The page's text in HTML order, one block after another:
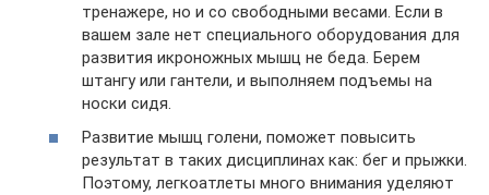
тренажере, но и со свободными весами. Если в
вашем зале нет специального оборудования для
развития икроножных мышц не беда. Берем
штангу или гантели, и выполняем подъемы на
носки сидя.
Развитие мышц голени, поможет повысить
результат в таких дисциплинах как: бег и прыжки.
Поэтому, легкоатлеты много внимания уделяют